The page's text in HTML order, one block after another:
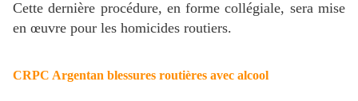
Cette dernière procédure, en forme collégiale, sera mise
en œuvre pour les homicides routiers.
CRPC Argentan blessures routières avec alcool